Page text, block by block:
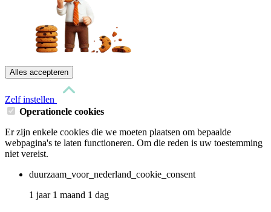
Alles accepteren
Zelf instellen
Operationele cookies
Er zijn enkele cookies die we moeten plaatsen om bepaalde
webpagina's te laten functioneren. Om die reden is uw toestemming
niet vereist.
duurzaam_voor_nederland_cookie_consent
1 jaar 1 maand 1 dag